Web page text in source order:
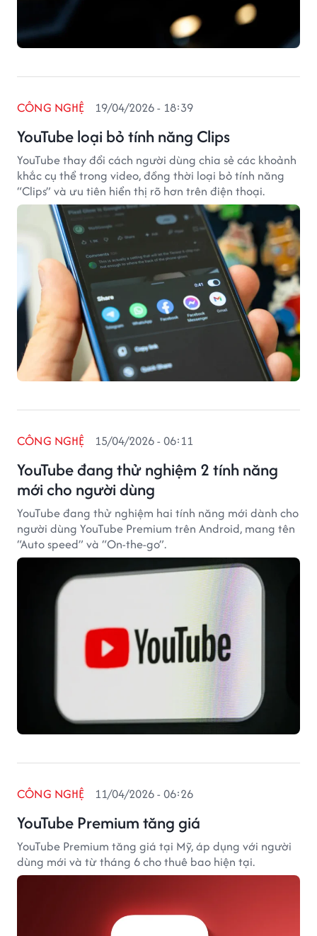
YouTube loại bỏ tính năng Clips
CÔNG NGHỆ 19/04/2026 - 18:39
YouTube thay đổi cách người dùng chia sẻ các khoảnh
khắc cụ thể trong video, đồng thời loại bỏ tính năng
“Clips” và ưu tiên hiển thị rõ hơn trên điện thoại.
YouTube đang thử nghiệm 2 tính năng
mới cho người dùng
CÔNG NGHỆ 15/04/2026 - 06:11
YouTube đang thử nghiệm hai tính năng mới dành cho
người dùng YouTube Premium trên Android, mang tên
“Auto speed” và “On-the-go”.
YouTube Premium tăng giá
CÔNG NGHỆ 11/04/2026 - 06:26
YouTube Premium tăng giá tại Mỹ, áp dụng với người
dùng mới và từ tháng 6 cho thuê bao hiện tại.